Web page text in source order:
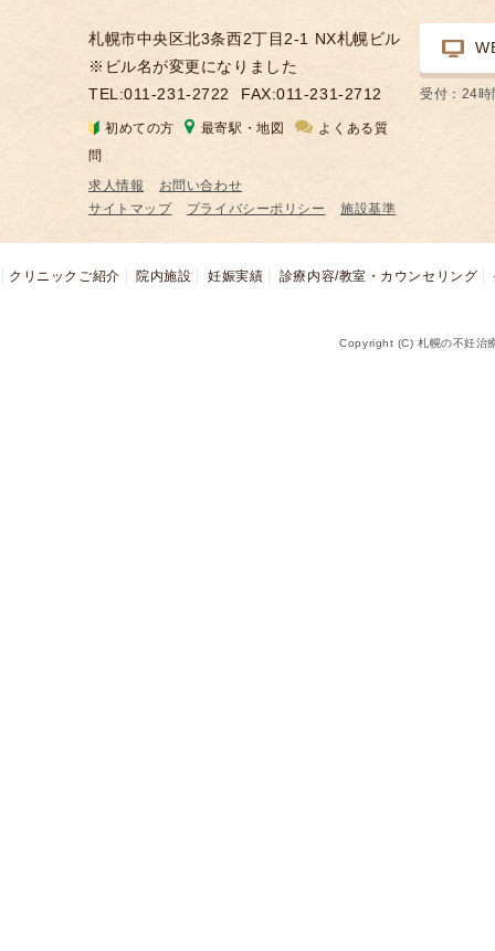
札幌市中央区北3条西2丁目2-1 NX札幌ビル
※ビル名が変更になりました
TEL:011-231-2722
FAX:011-231-2712
初めての方 最寄駅・地図
よくある質
問
求人情報
お問い合わせ
サイトマップ
プライバシーポリシー 施設基準
受付：24時
クリニックご紹介 院内施設 妊娠実績 診療内容/教室・カウンセリング
Copyright (C) 札幌の不妊治